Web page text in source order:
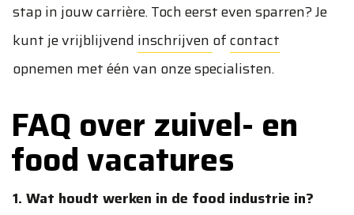
stap in jouw carrière. Toch eerst even sparren? Je
kunt je vrijblijvend inschrijven ofcontact
opnemen met één van onze specialisten.
FAQ over zuivel- en
food vacatures
1. Wat houdt werken in de food industrie in?